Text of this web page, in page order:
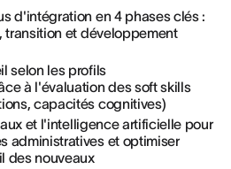
d'intégration en 4 phases clés :
transition et développement
selon les profils
à l'évaluation des soft skills
capacités cognitives)
et l'intelligence artificielle pour
administratives et optimiser
des nouveaux